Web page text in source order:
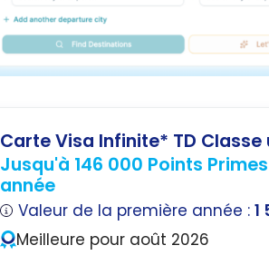
Carte Visa Infinite* TD
Jusqu'à 146 000 Points
année
Valeur de la première année :1
Meilleure pour août 2026